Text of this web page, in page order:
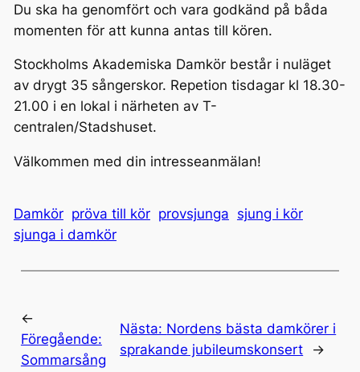
Du ska ha genomfört och vara godkänd på båda
momenten för att kunna antas till kören.
Stockholms Akademiska Damkör består i nuläget
av drygt 35 sångerskor. Repetion tisdagar kl 18.30-
21.00 i en lokal i närheten av T-
centralen/Stadshuset.
Välkommen med din intresseanmälan!
Damkör pröva till kör provsjunga sjung i kör
sjunga i damkör
←
Föregående:
Sommarsång
Nästa: Nordens bästa damkörer i
sprakande jubileumskonsert
→